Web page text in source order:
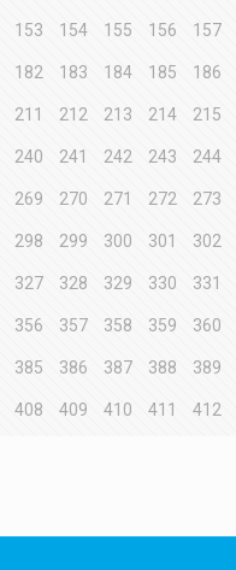
153 154 155 156 157
182 183 184 185 186
211 212 213 214 215
240 241 242 243 244
269 270 271 272 273
298 299 300 301 302
327 328 329 330 331
356 357 358 359 360
385 386 387 388 389
408 409 410 411 412